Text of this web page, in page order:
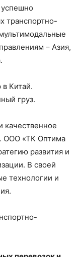
транспортно-
– Азия,
в Китай.
груз.
качественное
ООО «ТК Оптима
развития и
В своей
технологии и